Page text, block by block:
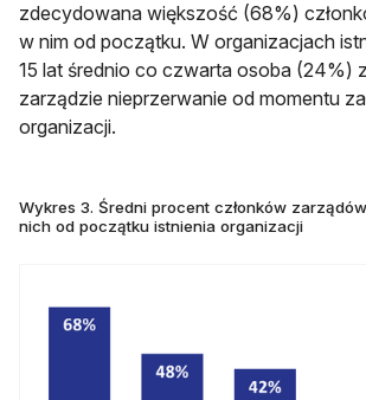
zdecydowana większość (68%)
w nim od początku. W organizacjach
15 lat średnio co czwarta osoba (24%)
zarządzie nieprzerwanie od momentu
organizacji.
Wykres 3. Średni procent członków
nich od początku istnienia organizacji